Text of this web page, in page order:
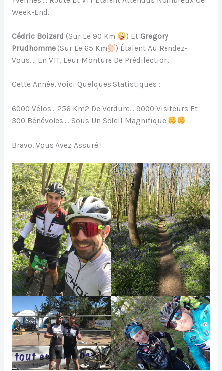
Week-End.
Cédric Boizard (sur Le 90 Km ) Et Gregory
Prudhomme(sur Le 65 Km
) Étaient Au Rendez-
Vous…. En VTT, Leur Monture De Prédilection.
Cette Année, Voici Quelques Statistiques :
6000 Vélos… 256 Km2 De Verdure… 9000 Visiteurs Et
300 Bénévoles…. Sous Un Soleil Magnifique
Bravo, Vous Avez Assuré !